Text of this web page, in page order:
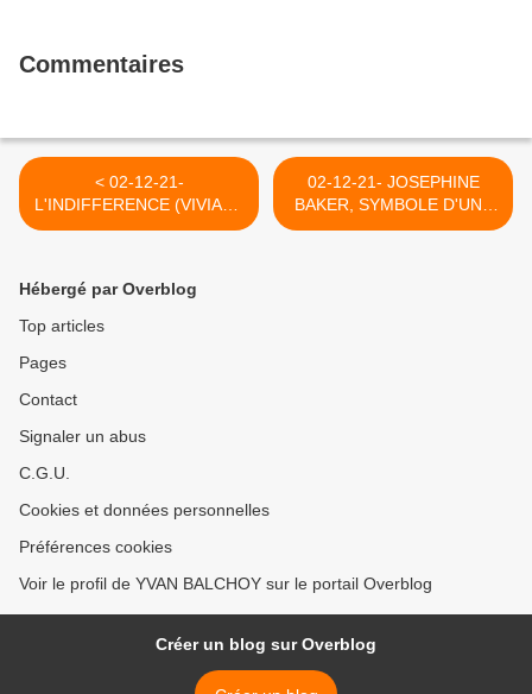
Commentaires
< 02-12-21-
L'INDIFFERENCE (VIVIANE
DEMOL)
02-12-21- JOSEPHINE
BAKER, SYMBOLE D'UNE
PANTHEONISATION
Hébergé par Overblog
Top articles
Pages
Contact
Signaler un abus
C.G.U.
Cookies et données personnelles
Préférences cookies
Voir le profil de YVAN BALCHOY sur le portail Overblog
Créer un blog sur Overblog